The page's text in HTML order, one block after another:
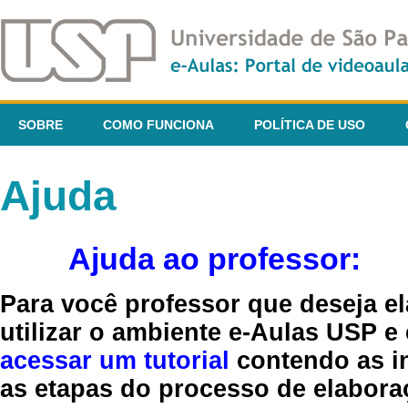
SOBRE COMO FUNCIONA POLÍTICA DE USO
Ajuda
Ajuda ao professor:
Para você professor que deseja
utilizar o ambiente e-Aulas USP
acessar um tutorial contendo as
as etapas do processo de